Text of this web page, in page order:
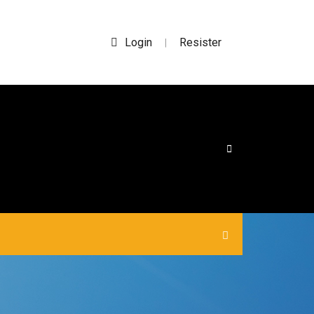
Login | Resister